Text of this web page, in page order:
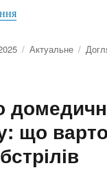
“Міноксидил”
Категорії
Актуальне
що